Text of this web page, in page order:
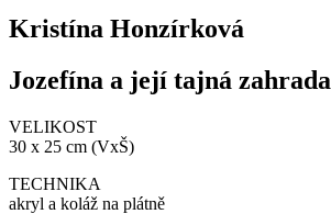
Kristína Honzírková
Jozefína a její tajná zahrada
VELIKOST
30 x 25 cm (VxŠ)
TECHNIKA
akryl a koláž na plátně